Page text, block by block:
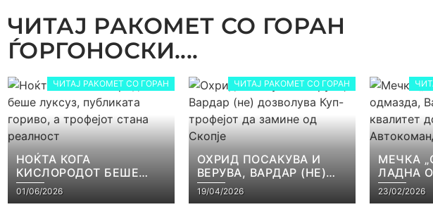
ЧИТАЈ РАКОМЕТ СО ГОРАН
ЃОРГОНОСКИ....
ЧИТАЈ РАКОМЕТ СО ГОРАН
НОЌТА КОГА
КИСЛОРОДОТ БЕШЕ
ЛУКСУЗ, ПУБЛИКАТА
ГОРИВО, А ТРОФЕЈОТ
01/06/2026
ЧИТАЈ РАКОМЕТ СО ГОРАН
ОХРИД ПОСАКУВА И
ВЕРУВА, ВАРДАР (НЕ)
ДОЗВОЛУВА КУП-
ТРОФЕЈОТ ДА ЗАМИНЕ
19/04/2026
МЕЧКА
ЛАДНА
ВАРДАР
23/02/2026